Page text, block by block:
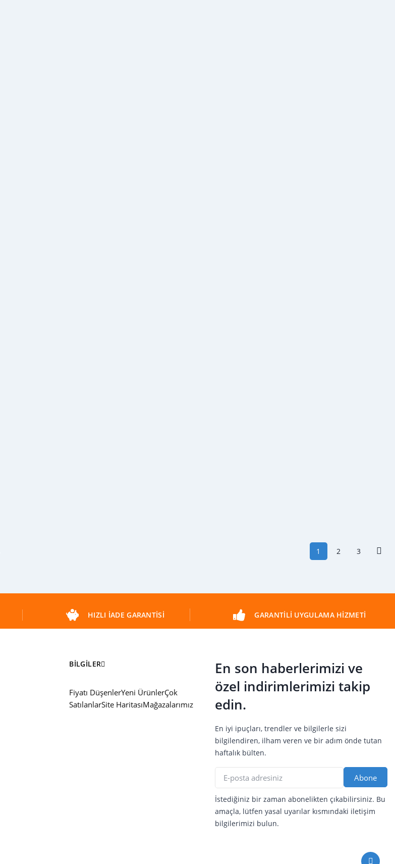
1 2 3
HIZLI IADE GARANTISI GARANTILI UYGULAMA HIZMETI
BILGILER
Fiyatı DüşenlerYeni ÜrünlerÇok
SatılanlarSite HaritasıMağazalarımız
En son haberlerimizi ve
özel indirimlerimizi takip
edin.
En iyi ipuçları, trendler ve bilgilerle sizi
bilgilendiren, ilham veren ve bir adım önde tutan
haftalık bülten.
İstediğiniz bir zaman abonelikten çıkabilirsiniz. Bu
amaçla, lütfen yasal uyarılar kısmındaki iletişim
bilgilerimizi bulun.